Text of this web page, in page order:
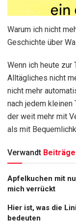
Warum ich nicht
Geschichte über
Wenn ich heute
Alltägliches nicht
nicht mehr
nach jedem kleinen
der weit mehr mit
als mit
Verwandt Beiträge
Apfelkuchen mit
mich verrückt
Hier ist, was die
bedeuten